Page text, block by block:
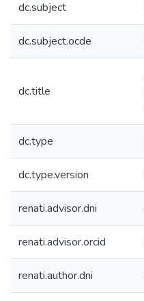
dc.subject
dc.subject.ocde
dc.title
dc.type
dc.type.version
renati.advisor.dni
renati.advisor.orcid
renati.author.dni